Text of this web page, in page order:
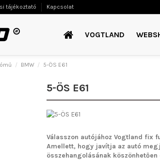
tájékoztató Kapcsolat
VOGTLAND
BMW 5-ÖS E61
5-ÖS E61
Válasszon autójához Vogtland fix
Amellett, hogy javítja az autó
összehangolásának